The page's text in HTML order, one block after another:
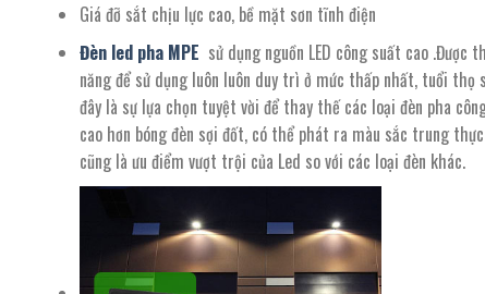
Giá đỡ sắt chịu lực cao, bề mặt sơn tĩnh điện
Đèn led pha MPE sử dụng nguồn LED công suất cao
năng để sử dụng luôn luôn duy trì ở mức thấp nhất, tuổi thọ
đây là sự lựa chọn tuyệt vời để thay thế các loại đèn pha
cao hơn bóng đèn sợi đốt, có thể phát ra màu sắc trung
cũng là ưu điểm vượt trội của Led so với các loại đèn khác.